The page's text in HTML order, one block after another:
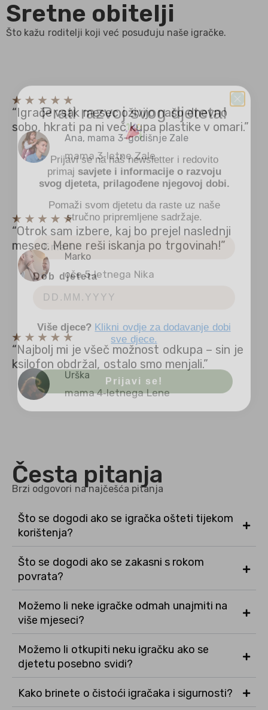
Sretne obitelji
Što kažu roditelji koji već posuđuju naše igračke.
“Igrače vsak mesec oživijo našo dnevno
sobo, hkrati pa ni več kupa plastike v omari.”
Ana, mama 3-godišnje Zale
mama 3‑letne Zale
“Otrok sam izbere, kaj bo prejel naslednji
mesec. Mene reši iskanja po trgovinah!”
Marko
oče 5‑letnega Nika
“Najbolj mi je všeč možnost odkupa – sin je
ksilofon obdržal, ostalo smo menjali.”
Urška
mama 4‑letnega Lene
Česta pitanja
Brzi odgovori na najčešća pitanja
Što se dogodi ako se igračka ošteti tijekom
korištenja?
Što se dogodi ako se zakasni s rokom
povrata?
Možemo li neke igračke odmah unajmiti na
više mjeseci?
Možemo li otkupiti neku igračku ako se
djetetu posebno svidi?
Kako brinete o čistoći igračaka i sigurnosti?
Prati razvoj svog djeteta!
Prijavi se na naš newsletter i redovito
primajsavjete i informacije o razvoju
svog djeteta, prilagođene njegovoj dobi.
Pomaži svom djetetu da raste uz naše
stručno pripremljene sadržaje.
Dob djeteta
sve djece.
Prijavi se!